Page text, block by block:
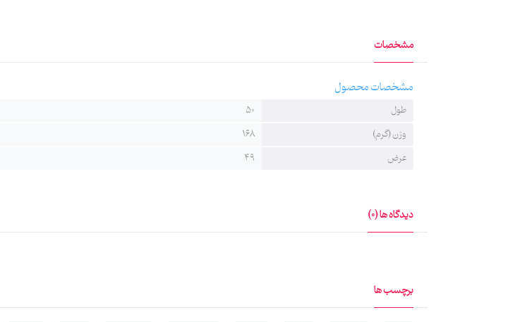
مشخصات
مشخصات محصول
طول
50
وزن (گرم)
168
عرض
49
دیدگاه ها (0)
برچسب ها